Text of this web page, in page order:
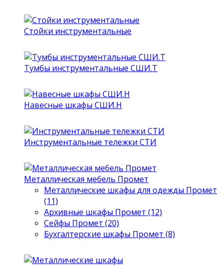
Стойки инструментальные
Тумбы инструментальные СШИ.Т
Навесные шкафы СШИ.Н
Инструментальные тележки СТИ
Металлическая мебель Промет
Металлические шкафы для одежды Промет
(11)
Архивные шкафы Промет (12)
Сейфы Промет (20)
Бухгалтерские шкафы Промет (8)